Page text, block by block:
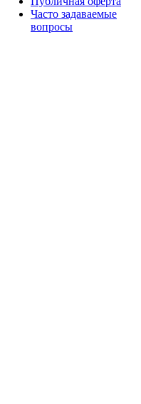
Часто задаваемые
вопросы